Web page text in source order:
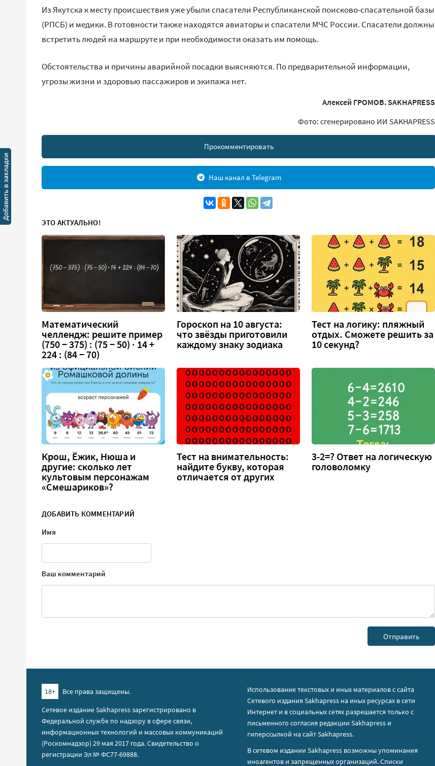
Из Якутска к месту происшествия уже убыли спасатели Республиканской поисково-спасательной базы
(РПСБ) и медики. В готовности также находятся авиаторы и спасатели МЧС России. Спасатели должны
встретить людей на маршруте и при необходимости оказать им помощь.
Обстоятельства и причины аварийной посадки выясняются. По предварительной информации,
угрозы жизни и здоровью пассажиров и экипажа нет.
Алексей ГРОМОВ. SAKHAPRESS
Фото: сгенерировано ИИ SAKHAPRESS
Прокомментировать
Наш канал в Telegram
ЭТО АКТУАЛЬНО!
Математический
челлендж: решите пример
(750 − 375) : (75 − 50) · 14 +
224 : (84 − 70)
Гороскоп на 10 августа:
что звёзды приготовили
каждому знаку зодиака
Тест на логику: пляжный
отдых. Сможете решить за
10 секунд?
Крош, Ёжик, Нюша и
другие: сколько лет
культовым персонажам
«Смешариков»?
Тест на внимательность:
найдите букву, которая
отличается от других
3-2=? Ответ на логическую
головоломку
ДОБАВИТЬ КОММЕНТАРИЙ
Имя
Ваш комментарий
18+
Все права защищены.
Сетевое издание Sakhapress зарегистрировано в
Федеральной службе по надзору в сфере связи,
информационных технологий и массовых коммуникаций
(Роскомнадзор) 29 мая 2017 года. Свидетельство о
регистрации Эл № ФС77-69888.
Использование текстовых и иных материалов с сайта
Сетевого издания Sakhapress на иных ресурсах в сети
Интернет и в социальных сетях разрешается только с
письменного согласия редакции Sakhapress и
гиперссылкой на сайт Sakhapress.
В сетевом издании Sakhapress возможны упоминания
иноагентов изапрещенных организаций. Списки